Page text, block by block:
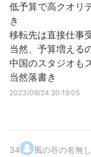
低予算で高クオリ
き
移転先は直接仕事
当然、予算増える
中国のスタジオも
当然落書き
2023/08/24 20:19:05
34. 風の谷の名無